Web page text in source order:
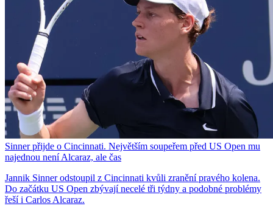
Sinner přijde o Cincinnati. Největším soupeřem před US Open mu
najednou není Alcaraz, ale čas
Jannik Sinner odstoupil z Cincinnati kvůli zranění pravého kolena.
Do začátku US Open zbývají necelé tři týdny a podobné problémy
řeší i Carlos Alcaraz.